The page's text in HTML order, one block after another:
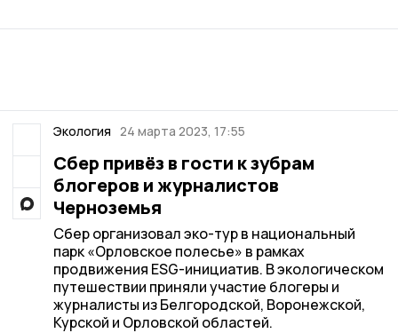
Экология 24 марта 2023, 17:55
Сбер привёз в гости к зубрам
блогеров и журналистов
Черноземья
Сбер организовал эко-тур в национальный
парк «Орловское полесье» в рамках
продвижения ESG-инициатив. В экологическом
путешествии приняли участие блогеры и
журналисты из Белгородской, Воронежской,
Курской и Орловской областей.